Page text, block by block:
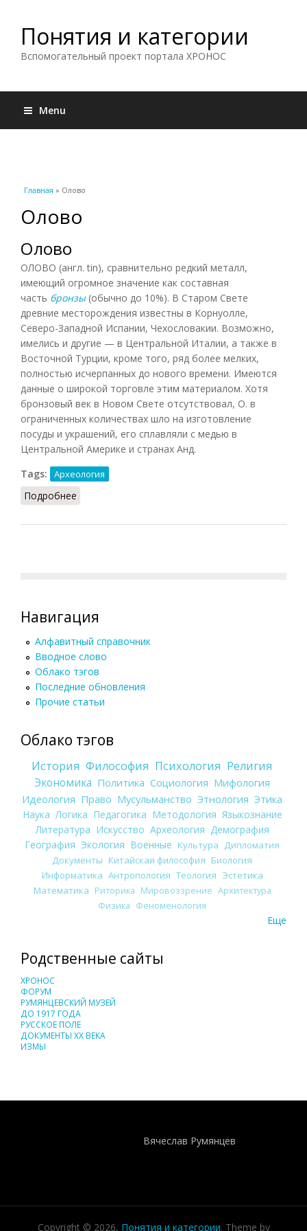
Понятия и категории
Вспомогательный проект портала ХРОНОС
Menu
Вы здесь
Главная » Олово
Олово
Олово
ОЛОВО (англ. tin), сравнительно редкий металл,
имеющий огромное значение как составная
часть бронзы(обычно до 10%). В Старом Свете
древние месторождения известны в Корнуолле,
Северо-Западной Испании, Чехословакии. Возможно,
имелись и другие — в Центральной Италии, а также в
Восточной Турции, кроме того, ряд более мелких,
полностью исчерпанных до нового времени. Имеются
данные о широкой торговле этим материалом. Хотя
бронзовый век в Новом Свете отсутствовал, О. в
ограниченных количествах шло на изготовление
посуды и украшений, его сплавляли с медью в
Центральной Америке и странах Анд.
Tags:
Археология
Подробнее
Навигация
Алфавитный справочник
Вводное слово
Облако тэгов
Последние обновления
Прочие статьи
Облако тэгов
История Философия Психология Религия
Экономика Политика Социология Мифология
Идеология Право Мусульманство Этнология Этика
Наука Логика Педагогика Методология Языкознание
Литература Искусство Археология Демография
География Экология Военные Культура
Дипломатия
Документы Китайская философия Биология
Информатика Антропология Теология Эстетика
Математика Риторика Мировоззрение Архитектура
Физика Феноменология
Еще
Родственные сайты
ХРОНОС
ФОРУМ
РУМЯНЦЕВСКИЙ МУЗЕЙ
ДО 1917 ГОДА
РУССКОЕ ПОЛЕ
ДОКУМЕНТЫ XX ВЕКА
ИЗМЫ
Вячеслав Румянцев
Copyright © 2026, Понятия и категории. Theme by